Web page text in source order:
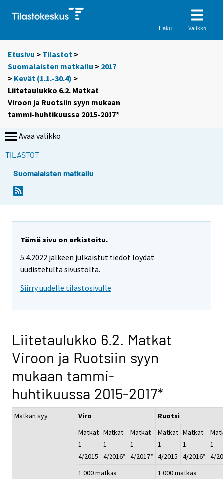
Haku Valikko
Etusivu > Tilastot >
Suomalaisten matkailu > 2017
> Kevät (1.1.-30.4) >
Liitetaulukko 6.2. Matkat
Viroon ja Ruotsiin syyn mukaan
tammi-huhtikuussa 2015-2017*
Avaa valikko
TILASTOT
Suomalaisten matkailu
Tämä sivu on arkistoitu.
5.4.2022 jälkeen julkaistut tiedot löydät
uudistetulta sivustolta.
Siirry uudelle tilastosivulle
Liitetaulukko 6.2. Matkat
Viroon ja Ruotsiin syyn
mukaan tammi-
huhtikuussa 2015-2017*
Matkan syy Viro
Ruotsi
Matkat
1-
4/2015
Matkat
1-
4/2016*
Matkat
1-
4/2017*
Matkat
1-
4/2015
Matkat
1-
4/2016*
1-
4/
1 000 matkaa
1 000 matkaa